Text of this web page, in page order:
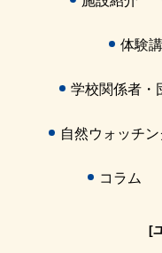
体験
学校関係者・
自然ウォッチン
コラム
[